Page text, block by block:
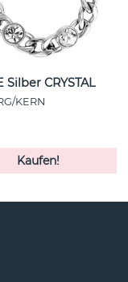
Silber CRYSTAL
KERN
Kaufen!